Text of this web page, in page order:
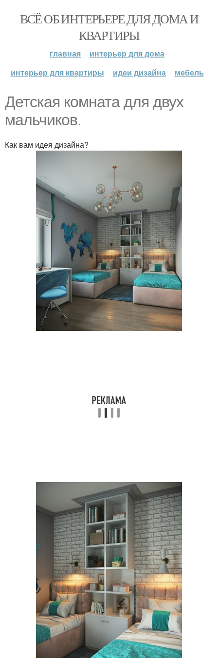
ВСЁ ОБ ИНТЕРЬЕРЕ ДЛЯ ДОМА И
КВАРТИРЫ
главная
интерьер для дома
интерьер для квартиры
идеи дизайна мебель
Детская комната для двух
мальчиков.
Как вам идея дизайна?